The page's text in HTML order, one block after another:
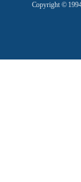
Copyright ©